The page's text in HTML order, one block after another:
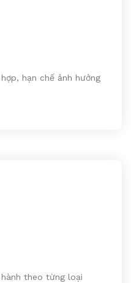
hạn chế ảnh hưởng
theo từng loại